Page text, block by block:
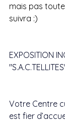
mais pas
suivra :)
EXPOSITION
Votre Centre
est fier